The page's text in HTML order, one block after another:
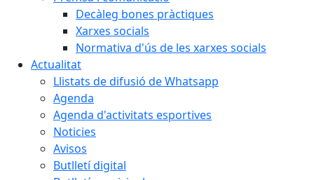
Decàleg bones pràctiques
Xarxes socials
Normativa d'ús de les xarxes socials
Actualitat
Llistats de difusió de Whatsapp
Agenda
Agenda d'activitats esportives
Noticies
Avisos
Butlletí digital